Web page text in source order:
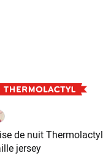
de nuit Thermolactyl
jersey